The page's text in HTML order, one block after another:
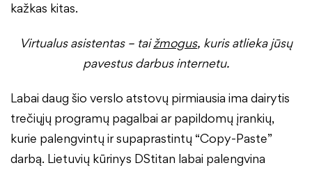
kažkas kitas.
Virtualus asistentas – taižmogus, kuris atlieka jūsų
pavestus darbus internetu.
Labai daug šio verslo atstovų pirmiausia ima dairytis
trečiųjų programų pagalbai ar papildomų įrankių,
kurie palengvintų ir supaprastintų “Copy-Paste”
darbą. Lietuvių kūrinys DStitan labai palengvina